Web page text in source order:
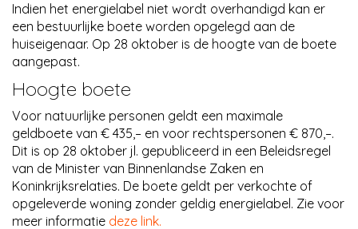
Indien het energielabel niet wordt overhandigd kan er
een bestuurlijke boete worden opgelegd aan de
huiseigenaar. Op 28 oktober is de hoogte van de boete
aangepast.
Hoogte boete
Voor natuurlijke personen geldt een maximale
geldboete van € 435,– en voor rechtspersonen € 870,–.
Dit is op 28 oktober jl. gepubliceerd in een Beleidsregel
van de Minister van Binnenlandse Zaken en
Koninkrijksrelaties. De boete geldt per verkochte of
opgeleverde woning zonder geldig energielabel. Zie voor
meer informatie deze link.